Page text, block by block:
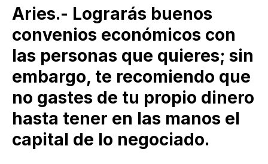
Aries.- Lograrás buenos
convenios económicos con
las personas que quieres; sin
embargo, te recomiendo que
no gastes de tu propio dinero
hasta tener en las manos el
capital de lo negociado.